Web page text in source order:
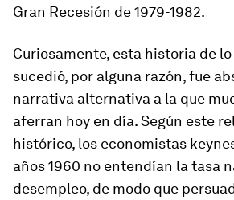
Gran Recesión de 1979-1982.
Curiosamente, esta historia de
sucedió, por alguna razón, fue
narrativa alternativa a la que
aferran hoy en día. Según este
histórico, los economistas
años 1960 no entendían la tasa
desempleo, de modo que